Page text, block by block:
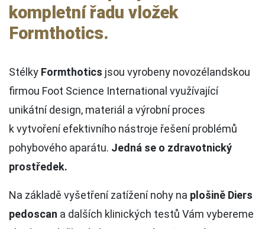
vyšetření znamének
kompletní řadu vložek
Formthotics.
Stélky Formthotics jsou vyrobeny novozélandskou
firmou Foot Science International využívající
unikátní design, materiál a výrobní proces
k vytvoření efektivního nástroje řešení problémů
pohybového aparátu. Jedná se o zdravotnický
prostředek.
Na základě vyšetření zatížení nohy na plošině Diers
pedoscan a dalších klinických testů Vám vybereme